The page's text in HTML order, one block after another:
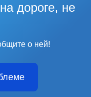
дороге, не
о ней!